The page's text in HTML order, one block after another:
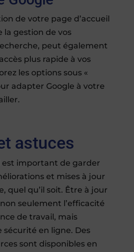
de votre page d’accueil
la gestion de vos
peut également
plus rapide à vos
les options sous «
adapter Google à votre
astuces
est important de garder
et mises à jour
quel qu’il soit. Être à jour
seulement l’efficacité
de travail, mais
en ligne. Des
sont disponibles en